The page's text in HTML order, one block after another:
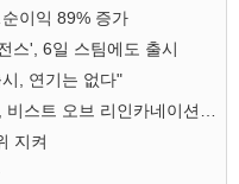
이익 89% 증가
스', 6일 스팀에도 출시
, 연기는 없다"
지켜